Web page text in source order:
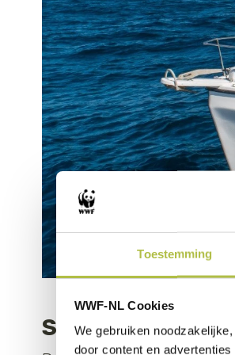
Toestemming
WWF-NL Cookies
We gebruiken
door content en
Shark on the